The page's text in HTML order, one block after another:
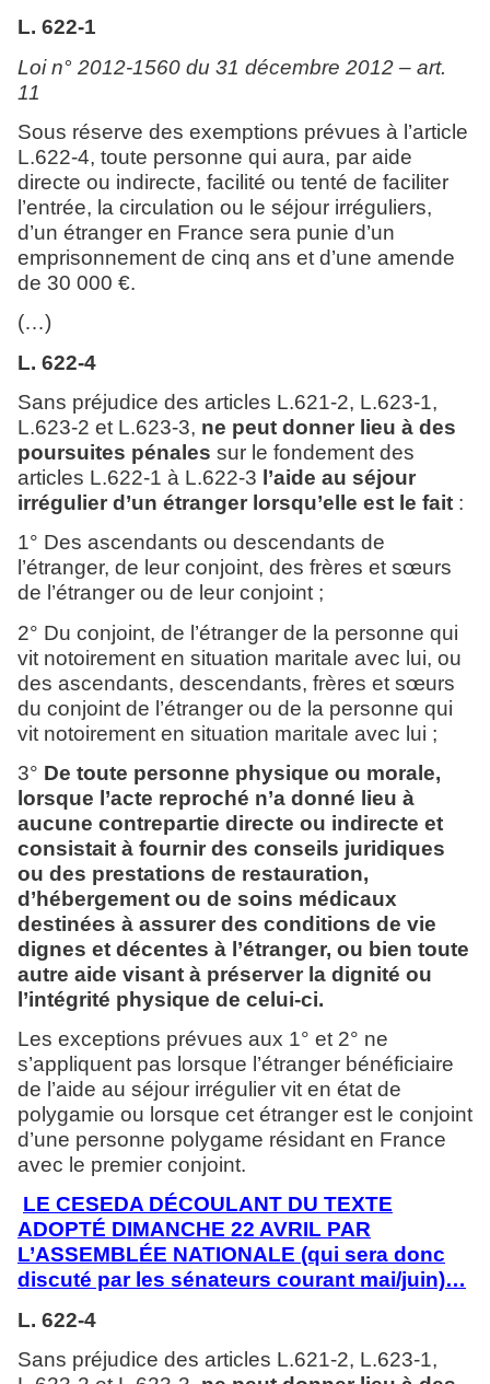
L. 622-1
Loi n° 2012-1560 du 31 décembre 2012 – art.
11
Sous réserve des exemptions prévues à l’article
L.622-4, toute personne qui aura, par aide
directe ou indirecte, facilité ou tenté de faciliter
l’entrée, la circulation ou le séjour irréguliers,
d’un étranger en France sera punie d’un
emprisonnement de cinq ans et d’une amende
de 30 000 €.
(…)
L. 622-4
Sans préjudice des articles L.621-2, L.623-1,
L.623-2 et L.623-3, ne peut donner lieu à des
poursuites pénales sur le fondement des
articles L.622-1 à L.622-3 l’aide au séjour
irrégulier d’un étranger lorsqu’elle est le fait :
1° Des ascendants ou descendants de
l’étranger, de leur conjoint, des frères et sœurs
de l’étranger ou de leur conjoint ;
2° Du conjoint, de l’étranger de la personne qui
vit notoirement en situation maritale avec lui, ou
des ascendants, descendants, frères et sœurs
du conjoint de l’étranger ou de la personne qui
vit notoirement en situation maritale avec lui ;
3° De toute personne physique ou morale,
lorsque l’acte reproché n’a donné lieu à
aucune contrepartie directe ou indirecte et
consistait à fournir des conseils juridiques
ou des prestations de restauration,
d’hébergement ou de soins médicaux
destinées à assurer des conditions de vie
dignes et décentes à l’étranger, ou bien toute
autre aide visant à préserver la dignité ou
l’intégrité physique de celui-ci.
Les exceptions prévues aux 1° et 2° ne
s’appliquent pas lorsque l’étranger bénéficiaire
de l’aide au séjour irrégulier vit en état de
polygamie ou lorsque cet étranger est le conjoint
d’une personne polygame résidant en France
avec le premier conjoint.
LE CESEDA DÉCOULANT DU TEXTE
ADOPTÉ DIMANCHE 22 AVRIL PAR
L’ASSEMBLÉE NATIONALE (qui sera donc
discuté par les sénateurs courant mai/juin)…
L. 622-4
Sans préjudice des articles L.621-2, L.623-1,